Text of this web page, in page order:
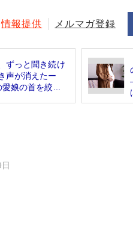
情報提供 メルマガ登録
ずっと聞き続け
声が消えたー
娘の首を絞...